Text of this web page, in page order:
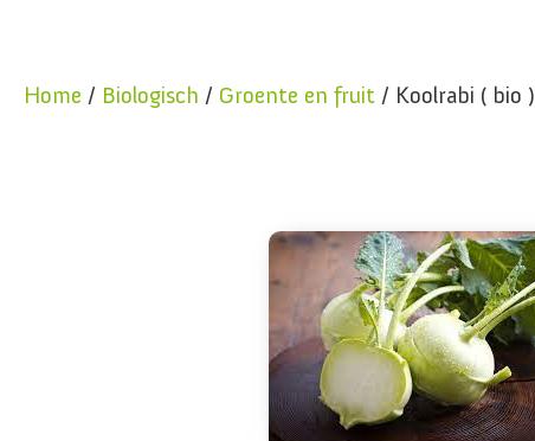
Home / Biologisch / Groente en fruit / Koolrabi ( bio )